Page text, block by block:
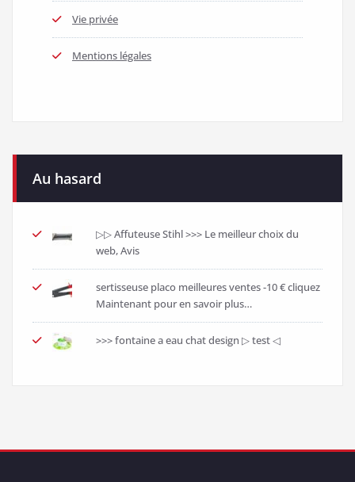
Vie privée
Mentions légales
Au hasard
▷▷ Affuteuse Stihl >>> Le meilleur choix du
web, Avis
sertisseuse placo meilleures ventes -10 € cliquez
Maintenant pour en savoir plus…
>>> fontaine a eau chat design ▷ test ◁